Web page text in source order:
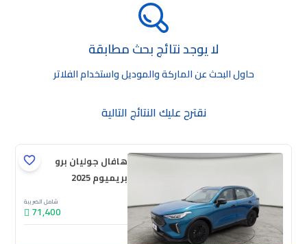
لا يوجد نتائج بحث مطابقة
حاول البحث عن الماركة والموديل واستخدام الفلاتر
نقترح عليك النتائج التالية
هافال جوليان برو
بريميوم 2025
شامل الضريبة
71,400
جديدة
ملوحة